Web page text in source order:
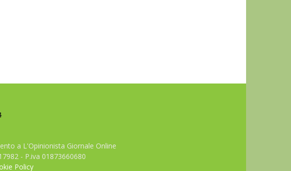
a L'Opinionista Giornale Online
- P.iva 01873660680
Policy